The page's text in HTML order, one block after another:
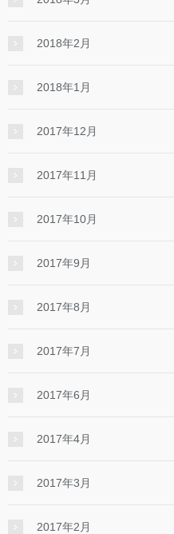
2018年2月
2018年1月
2017年12月
2017年11月
2017年10月
2017年9月
2017年8月
2017年7月
2017年6月
2017年4月
2017年3月
2017年2月